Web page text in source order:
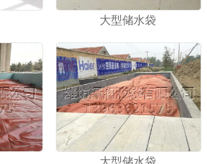
大型储水袋
大型储水袋